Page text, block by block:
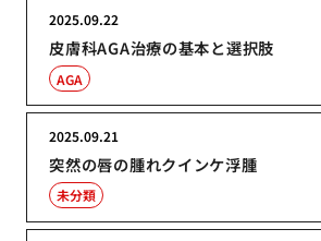
皮膚科AGA治療の基本と選択肢
2025.09.22
AGA
突然の唇の腫れクインケ浮腫
2025.09.21
未分類